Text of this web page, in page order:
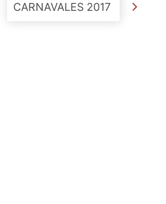
CARNAVALES 2017